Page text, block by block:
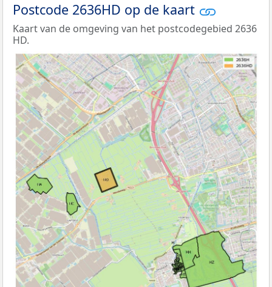
Postcode 2636HD op de kaart
Kaart van de omgeving van het postcodegebied 2636
HD.